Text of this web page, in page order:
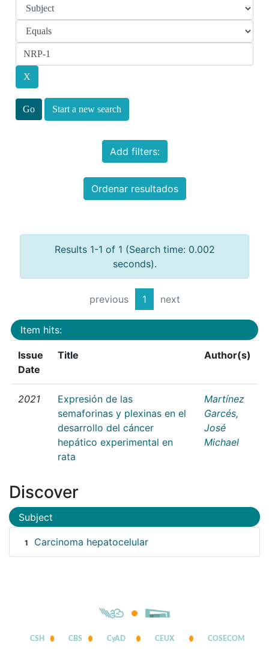
Start a new search
Add filters:
Ordenar resultados
Results 1-1 of 1 (Search time: 0.002
seconds).
previous 1 next
Item hits:
Issue
Date
Title Author(s)
2021
Expresión de las
semaforinas y plexinas en el
desarrollo del cáncer
hepático experimental en
rata
Martínez
Garcés,
José
Michael
Discover
Subject
1 Carcinoma hepatocelular
CSH CBS CyAD CEUX COSECOM